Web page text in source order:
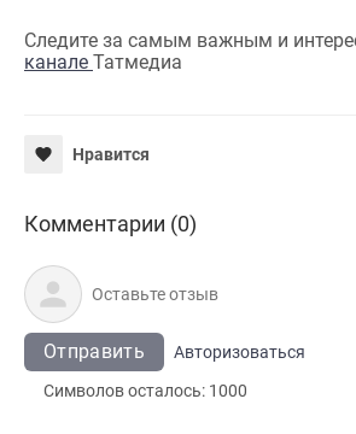
Следите за самым важным и
канале Татмедиа
Нравится
Комментарии (0)
Отправить
Авторизоваться
Символов осталось: 1000